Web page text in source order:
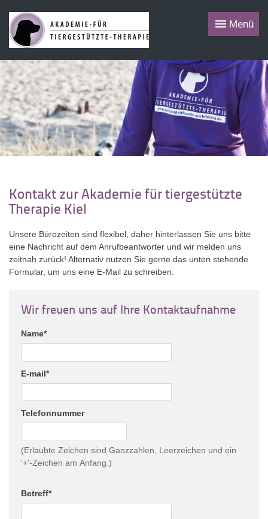
Menü
Kontakt zur Akademie für tiergestützte
Therapie Kiel
Unsere Bürozeiten sind flexibel, daher hinterlassen Sie uns bitte
eine Nachricht auf dem Anrufbeantworter und wir melden uns
zeitnah zurück! Alternativ nutzen Sie gerne das unten stehende
Formular, um uns eine E-Mail zu schreiben.
Wir freuen uns auf Ihre Kontaktaufnahme
Name
E-mail
Telefonnummer
(Erlaubte Zeichen sind Ganzzahlen, Leerzeichen und ein
'+'-Zeichen am Anfang.)
Betreff